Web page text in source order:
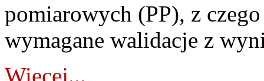
pomiarowych (PP), z
wymagane walidacje z
Więcej...